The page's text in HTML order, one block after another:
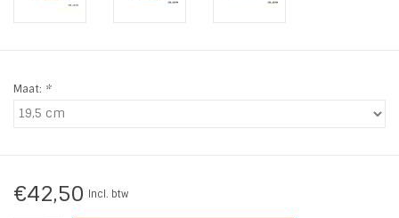
LIFESTYLE PRODUCTEN
SALE
Maat: *
€42,50 Incl. btw